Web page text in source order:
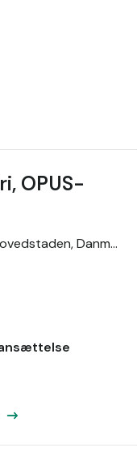
OPUS-
Danmark